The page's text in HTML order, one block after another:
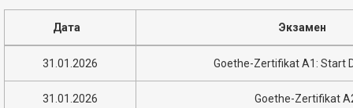
Дата Экзамен
31.01.2026 Goethe-Zertifikat A1: Start
31.01.2026 Goethe-Zertifikat